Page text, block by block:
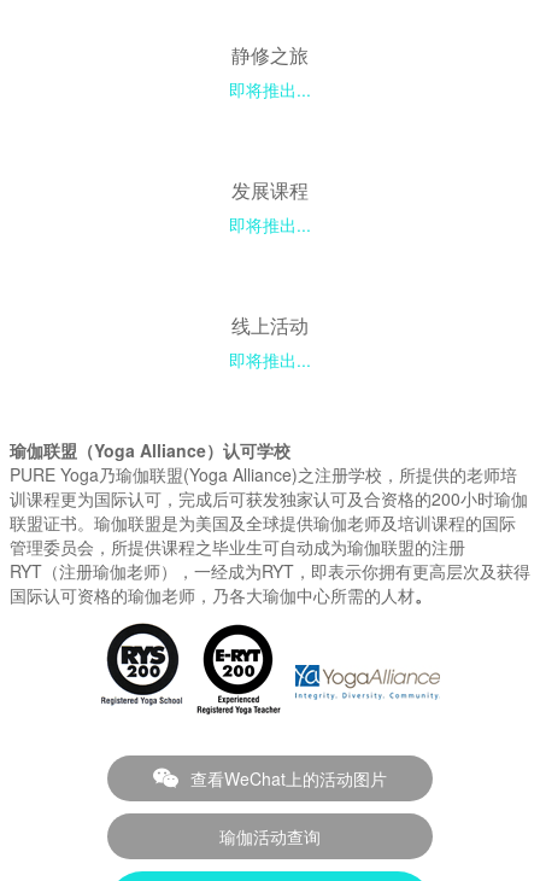
静修之旅
即将推出...
发展课程
即将推出...
线上活动
即将推出...
瑜伽联盟（Yoga Alliance）认可学校
PURE Yoga乃瑜伽联盟(Yoga Alliance)之注册学校，所提供的老师培
训课程更为国际认可，完成后可获发独家认可及合资格的200小时瑜伽
联盟证书。瑜伽联盟是为美国及全球提供瑜伽老师及培训课程的国际
管理委员会，所提供课程之毕业生可自动成为瑜伽联盟的注册
RYT（注册瑜伽老师），一经成为RYT，即表示你拥有更高层次及获得
国际认可资格的瑜伽老师，乃各大瑜伽中心所需的人材。
查看WeChat上的活动图片
瑜伽活动查询